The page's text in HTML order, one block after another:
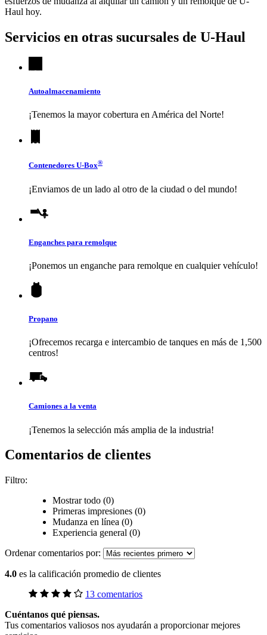
Haul hoy.
Servicios en otras sucursales de U-Haul
Autoalmacenamiento
¡Tenemos la mayor cobertura en América del Norte!
Contenedores U-Box®
¡Enviamos de un lado al otro de la ciudad o del mundo!
Enganches para remolque
¡Ponemos un enganche para remolque en cualquier vehículo!
Propano
¡Ofrecemos recarga e intercambio de tanques en más de 1,500
centros!
Camiones a la venta
¡Tenemos la selección más amplia de la industria!
Comentarios de clientes
Filtro:
Mostrar todo (0)
Primeras impresiones (0)
Mudanza en línea (0)
Experiencia general (0)
Ordenar comentarios por:
4.0 es la calificación promedio de clientes
13 comentarios
Cuéntanos qué piensas.
Tus comentarios valiosos nos ayudarán a proporcionar mejores